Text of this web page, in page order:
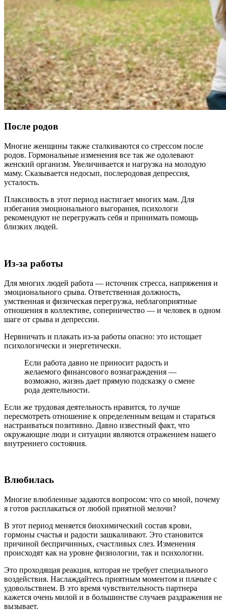
После родов
Многие женщины также сталкиваются со стрессом после
родов. Гормональные изменения все так же одолевают
женский организм. Увеличивается и нагрузка на молодую
маму. Сказывается недосып, послеродовая депрессия,
усталость.
Плаксивость в этот период настигает многих мам. Для
избегания эмоционального выгорания, психологи
рекомендуют не перегружать себя и принимать помощь
близких людей.
Из-за работы
Для многих людей работа — источник стресса, напряжения и
эмоционального срыва. Ответственная должность,
умственная и физическая перегрузка, неблагоприятные
отношения в коллективе, соперничество — и человек в одном
шаге от срыва и депрессии.
Нервничать и плакать из-за работы опасно: это истощает
психологически и энергетически.
Если работа давно не приносит радость и
желаемого финансового вознаграждения —
возможно, жизнь дает прямую подсказку о смене
рода деятельности.
Если же трудовая деятельность нравится, то лучше
пересмотреть отношение к определенным вещам и стараться
настраиваться позитивно. Давно известный факт, что
окружающие люди и ситуации являются отражением нашего
внутреннего состояния.
Влюбилась
Многие влюбленные задаются вопросом: что со мной, почему
я готов расплакаться от любой приятной мелочи?
В этот период меняется биохимический состав крови,
гормоны счастья и радости зашкаливают. Это становится
причиной беспричинных, счастливых слез. Изменения
происходят как на уровне физиологии, так и психологии.
Это проходящая реакция, которая не требует специального
воздействия. Наслаждайтесь приятным моментом и плачьте с
удовольствием. В это время чувствительность партнера
кажется очень милой и в большинстве случаев раздражения не
вызывает.